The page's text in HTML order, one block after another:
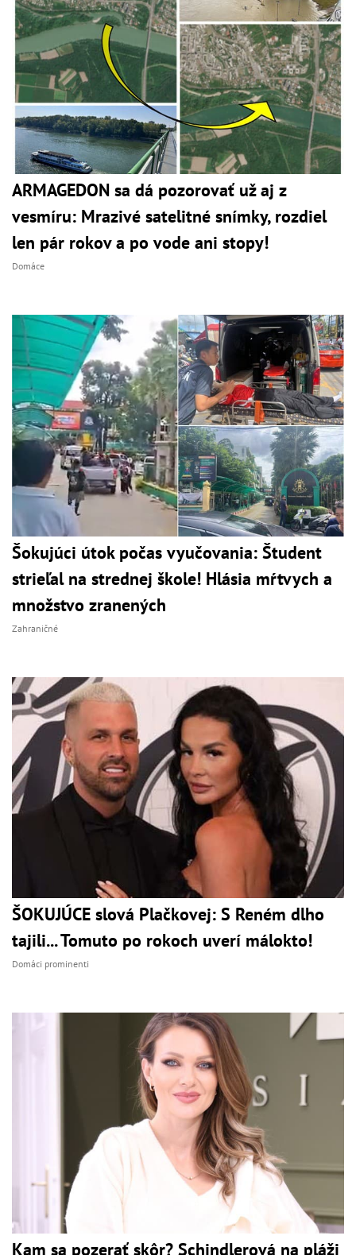
ARMAGEDON sa dá pozorovať už aj z
vesmíru: Mrazivé satelitné snímky, rozdiel
len pár rokov a po vode ani stopy!
Domáce
Šokujúci útok počas vyučovania: Študent
strieľal na strednej škole! Hlásia mŕtvych a
množstvo zranených
Zahraničné
ŠOKUJÚCE slová Plačkovej: S Reném dlho
tajili... Tomuto po rokoch uverí málokto!
Domáci prominenti
Kam sa pozerať skôr? Schindlerová na pláži